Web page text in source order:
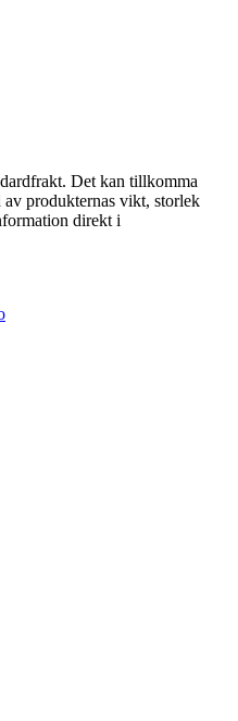
Det kan tillkomma
produkternas vikt, storlek
direkt i